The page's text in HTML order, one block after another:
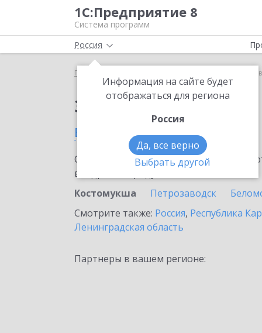
1С:Предприятие 8
Система программ
Россия
Информация на сайте будет
отображаться для региона
Россия
Да, все верно
Выбрать другой
Главная ИТС Техно
Заказать ИТС Техно
в Костомукше
Ознакомьтесь с информационными
внедрение продукта.
Костомукша
Петрозаводск
Смотрите также: Россия, Республика
Ленинградская область
Партнеры в вашем регионе: